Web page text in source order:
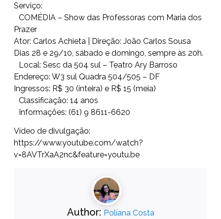
Serviço:
COMÉDIA – Show das Professoras com Maria dos
Prazer
Ator: Carlos Achieta | Direção: João Carlos Sousa
Dias 28 e 29/10, sábado e domingo, sempre às 20h.
Local: Sesc da 504 sul – Teatro Ary Barroso
Endereço: W3 sul Quadra 504/505 – DF
Ingressos: R$ 30 (inteira) e R$ 15 (meia)
Classificação: 14 anos
Informações: (61) 9 8611-6620
Vídeo de divulgação:
https://www.youtube.com/watch?
v=8AVTrXaA2nc&feature=youtu.be
Author: Poliana Costa